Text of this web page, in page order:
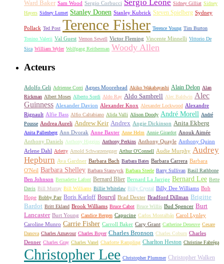
Ward Baker Sam Wood Sergio Corbucci Sergio Leone Sidney Gilliat Sidney
Hayers Sidney Lumet Stanley Donen Stanley Kubrick Steven Spielberg Sydney
Pollack Ted Post Terence Fisher Terence Young Tim Burton
Tonino Valerii Val Guest Vernon Sewell Victor Fleming Vincente Minnelli Vittorio De
Sica William Wyler Wolfgang Reitherman Woody Allen
Acteurs
Adolfo Celi Adrienne Corri Agnes Moorehead Akiko Wakabayashi Alain Delon Alan
Rickman Albert Moses Alberto Sordi Aldo Ray Aldo Sambrell Alec Baldwin Alec
Guinness Alexander Davion Alexander Knox Alexander Lockwood Alexandre
Rignault Alfie Bass Alfio Caltabiano Alida Valli Alison Doody André Morell André
Pousse Andrea Aureli Andrew Keir Andrex Angie Dickinson Anita Ekberg
Anita Pallenberg Ann Dvorak Anne Baxter Anne Helm Annie Girardot Anouk Aimée
Anthony Daniels Anthony Higgins Anthony Perkins Anthony Quayle Anthony Quinn
Arlene Dahl Arletty Arnold Schwarzenegger Arthur O'Connell Audie Murphy Audrey
Hepburn Ava Gardner Barbara Bach Barbara Bates Barbara Carrera Barbara
O'Neil Barbara Shelley Barbara Stanwyck Barbara Steele Barry Sullivan Basil Rathbone
Ben Johnson Bernadette Lafont Bernard Blier Bernard La Jarrige Bernard Lee Bette
Davis Bill Murray Bill Williams Billie Whitelaw Billy Crystal Billy Dee Williams Bob
Hope Bobby Parr Boris Karloff Bourvil Brad Dexter Bradford Dillman Brigitte
Bardot Britt Ekland Brook Williams Bruce Cabot Bruce Willis Bud Spencer Burt
Lancaster Burt Young Candice Bergen Capucine Carlos Montalbán Carol Lynley
Caroline Munro Carrie Fisher Carroll Baker Cary Grant Catherine Deneuve Cesare
Danova Charles Aznavour Charles Boyer Charles Bronson Charles Coburn Charles
Denner Charles Gray Charles Vanel Charlotte Rampling Charlton Heston Christine Fabréga
Christopher Lee Christopher Plummer Christopher Walken